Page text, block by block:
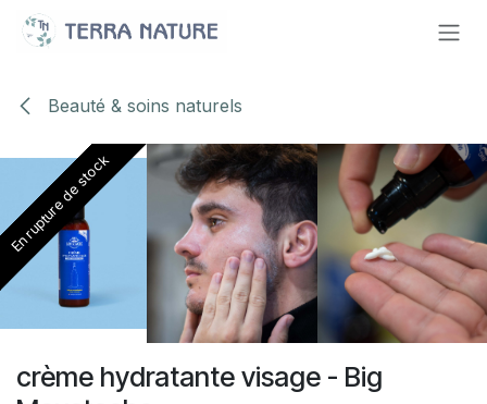
Se rendre au contenu
Beauté & soins naturels
En rupture de stock
En rupture de stock
En rupture de stock
En rupture de stock
crème hydratante visage - Big